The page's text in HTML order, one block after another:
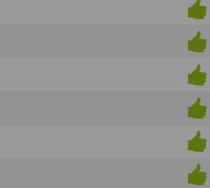
par un droit de propriété.
Internet
participer à des épreuves inscrites au